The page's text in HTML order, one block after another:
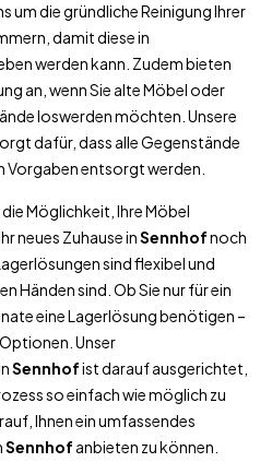
um die gründliche Reinigung Ihrer
damit diese in
werden kann. Zudem bieten
an, wenn Sie alte Möbel oder
loswerden möchten. Unsere
dafür, dass alle Gegenstände
Vorgaben entsorgt werden.
Möglichkeit, Ihre Möbel
neues Zuhause inSennhofnoch
sind flexibel und
Händen sind. Ob Sie nur für ein
eine Lagerlösung benötigen –
Unser
Sennhofist darauf ausgerichtet,
so einfach wie möglich zu
Ihnen ein umfassendes
Sennhof anbieten zu können.